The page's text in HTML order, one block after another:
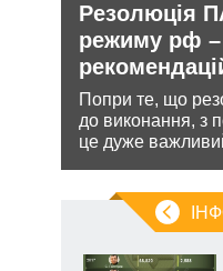
Резолюція
режиму рф –
Попри те, що
до виконання, з
це дуже